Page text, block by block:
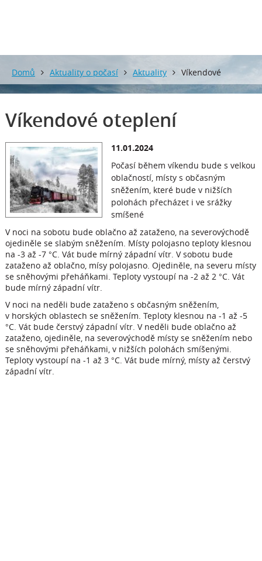
Domů Aktuality o počasí Aktuality Víkendové
oteplení
Víkendové oteplení
11.01.2024
Počasí během víkendu bude s velkou
oblačností, místy s občasným
sněžením, které bude v nižších
polohách přecházet i ve srážky
smíšené
V noci na sobotu bude oblačno až zataženo, na severovýchodě
ojediněle se slabým sněžením. Místy polojasno teploty klesnou
na -3 až -7 °C. Vát bude mírný západní vítr. V sobotu bude
zataženo až oblačno, mísy polojasno. Ojediněle, na severu místy
se sněhovými přeháňkami. Teploty vystoupí na -2 až 2 °C. Vát
bude mírný západní vítr.
V noci na neděli bude zataženo s občasným sněžením,
v horských oblastech se sněžením. Teploty klesnou na -1 až -5
°C. Vát bude čerstvý západní vítr. V neděli bude oblačno až
zataženo, ojediněle, na severovýchodě místy se sněžením nebo
se sněhovými přeháňkami, v nižších polohách smíšenými.
Teploty vystoupí na -1 až 3 °C. Vát bude mírný, místy až čerstvý
západní vítr.